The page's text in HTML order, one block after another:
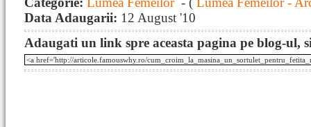
Data Adaugarii: 12 August '10
Adaugati un link spre aceasta pagina pe blog-ul,